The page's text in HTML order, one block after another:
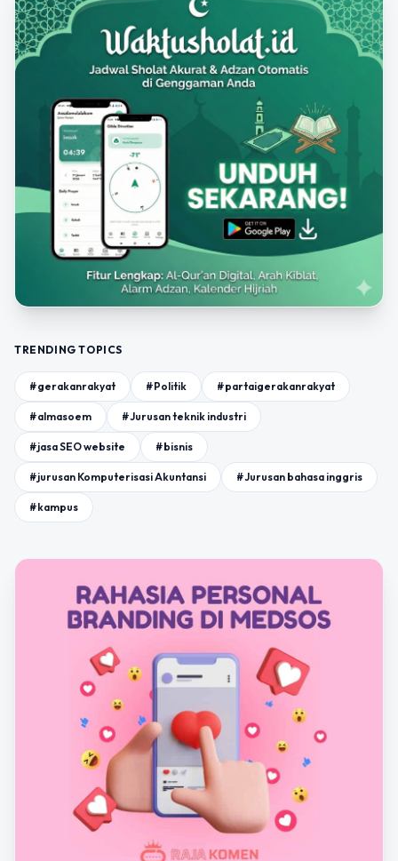
TRENDING TOPICS
#gerakanrakyat #Politik #partaigerakanrakyat
#almasoem #Jurusan teknik industri
#jasa SEO website #bisnis
#jurusan Komputerisasi Akuntansi #Jurusan bahasa inggris
#kampus